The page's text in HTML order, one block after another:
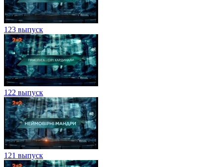
123 выпуск
122 выпуск
121 выпуск